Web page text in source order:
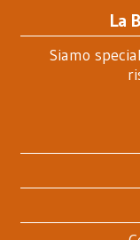
La
Siamo